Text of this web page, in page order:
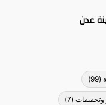
عدن
(99)
وتحقيقات (7)